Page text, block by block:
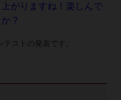
がりますね！ 楽しんで
？
ストの発表です。